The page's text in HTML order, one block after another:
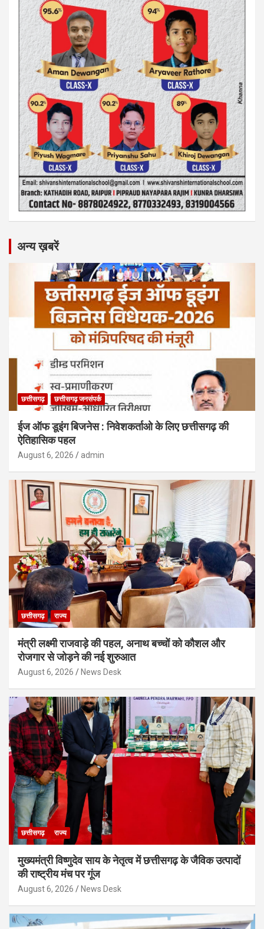
अन्य ख़बरें
छत्तीसगढ़ छत्तीसगढ़ जनसंपर्क
ईज ऑफ डूइंग बिजनेस : निवेशकर्ताओ के लिए छत्तीसगढ़ की
ऐतिहासिक पहल
August 6, 2026 admin
छत्तीसगढ़ राज्य
मंत्री लक्ष्मी राजवाड़े की पहल, अनाथ बच्चों को कौशल और
रोजगार से जोड़ने की नई शुरुआत
August 6, 2026 News Desk
छत्तीसगढ़ राज्य
मुख्यमंत्री विष्णुदेव साय के नेतृत्व में छत्तीसगढ़ के जैविक उत्पादों
की राष्ट्रीय मंच पर गूंज
August 6, 2026 News Desk